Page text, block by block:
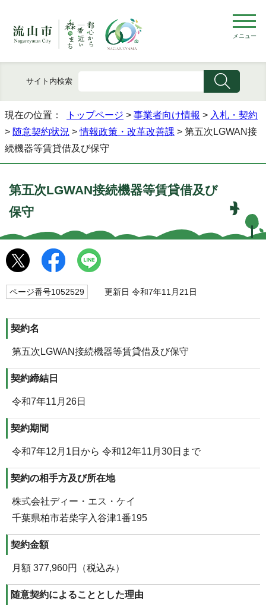
メニュー
サイト内検索
現在の位置： トップページ > 事業者向け情報 > 入札・契約
> 随意契約状況 >情報政策・改革改善課 > 第五次LGWAN接
続機器等賃貸借及び保守
第五次LGWAN接続機器等賃貸借及び
保守
ページ番号1052529 更新日 令和7年11月21日
契約名
第五次LGWAN接続機器等賃貸借及び保守
契約締結日
令和7年11月26日
契約期間
令和7年12月1日から 令和12年11月30日まで
契約の相手方及び所在地
株式会社ディー・エス・ケイ
千葉県柏市若柴字入谷津1番195
契約金額
月額 377,960円（税込み）
随意契約によることとした理由